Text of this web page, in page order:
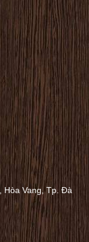
Hòa Vang, Tp. Đà